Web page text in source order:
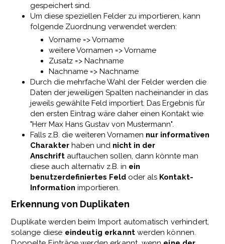
gespeichert sind.
Um diese speziellen Felder zu importieren, kann
folgende Zuordnung verwendet werden:
Vorname => Vorname
weitere Vornamen => Vorname
Zusatz => Nachname
Nachname => Nachname
Durch die mehrfache Wahl der Felder werden die
Daten der jeweiligen Spalten nacheinander in das
jeweils gewählte Feld importiert. Das Ergebnis für
den ersten Eintrag wäre daher einen Kontakt wie
"Herr Max Hans Gustav von Mustermann".
Falls z.B. die weiteren Vornamen nur informativen
Charakter haben und nicht in der
Anschrift auftauchen sollen, dann könnte man
diese auch alternativ z.B. in ein
benutzerdefiniertes Feld oder als Kontakt-
Information importieren.
Erkennung von Duplikaten
Duplikate werden beim Import automatisch verhindert,
solange diese eindeutig erkanntwerden können.